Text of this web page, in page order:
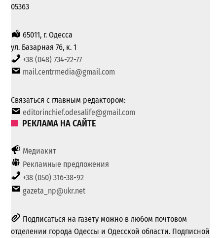
05363
65011, г. Одесса
ул. Базарная 76, к. 1
+38 (048) 734-22-77
mail.centrmedia@gmail.com
Связаться с главным редактором:
editorinchief.odesalife@gmail.com
РЕКЛАМА НА САЙТЕ
Медиакит
Рекламные предложения
+38 (050) 316-38-92
gazeta_np@ukr.net
Подписаться на газету можно в любом почтовом
отделении города Одессы и Одесской области. Подписной